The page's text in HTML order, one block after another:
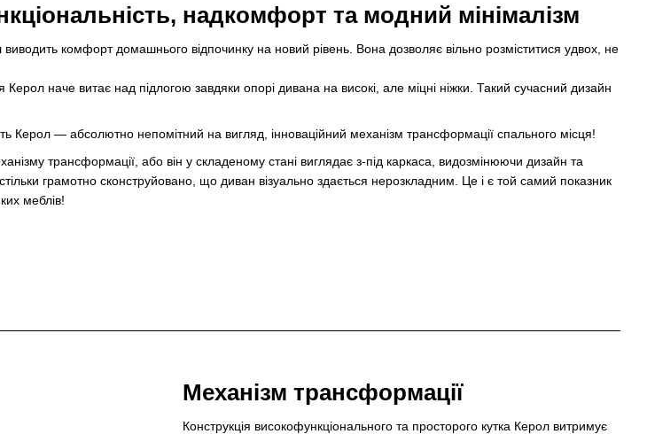
надкомфорт та модний мінімалізм
комфорт домашнього відпочинку на новий рівень. Вона дозволяє вільно розміститися удвох, не
наче витає над підлогою завдяки опорі дивана на високі, але міцні ніжки. Такий сучасний дизайн
Керол — абсолютно непомітний на вигляд, інноваційний механізм трансформації спального місця!
трансформації, або він у складеному стані виглядає з-під каркаса, видозмінюючи дизайн та
грамотно сконструйовано, що диван візуально здається нерозкладним. Це і є той самий показник
меблів!
Механізм трансформації
Конструкція високофункціонального та просторого кутка Керол витримує